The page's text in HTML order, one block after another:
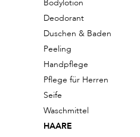
Bodylotion
Deodorant
Duschen & Baden
Peeling
Handpflege
Pflege für Herren
Seife
Waschmittel
HAARE